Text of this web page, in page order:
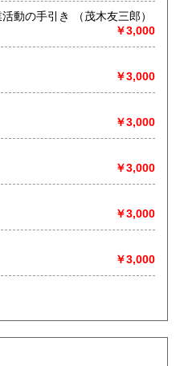
国際ビジネス学入門 海外事業活動の手引き （茂木友三郎）
￥3,000
￥3,000
￥3,000
￥3,000
￥3,000
￥3,000